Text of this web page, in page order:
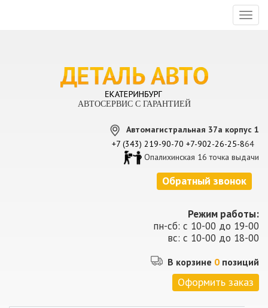
АВТОСЕРВИС С ГАРАНТИЕЙ
Автомагистральная 37а корпус 1
+7 (343) 219-90-70 +7-902-26-25-864
Опалихинская 16 точка выдачи
Обратный звонок
Режим работы:
пн-сб: с 10-00 до 19-00
вс: с 10-00 до 18-00
В корзине 0 позиций
Оформить заказ